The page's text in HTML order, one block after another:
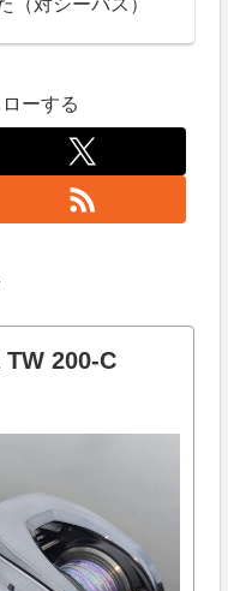
（対シーバス）
ーする
TW 200-C